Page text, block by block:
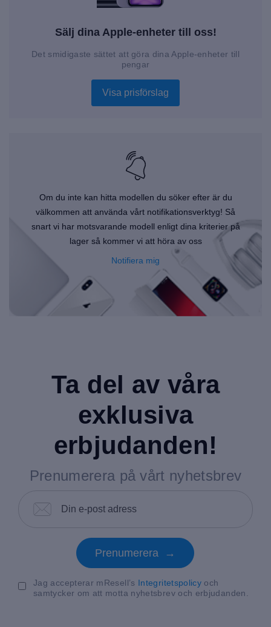
Sälj dina Apple-enheter till oss!
Det smidigaste sättet att göra dina Apple-enheter till
pengar
Visa prisförslag
Om du inte kan hitta modellen du söker efter är du
välkommen att använda vårt notifikationsverktyg! Så
snart vi har motsvarande modell enligt dina kriterier på
lager så kommer vi att höra av oss
Notifiera mig
Ta del av våra
exklusiva
erbjudanden!
Prenumerera på vårt nyhetsbrev
Prenumerera →
Jag accepterar mResell’s Integritetspolicy och
samtycker om att motta nyhetsbrev och erbjudanden.